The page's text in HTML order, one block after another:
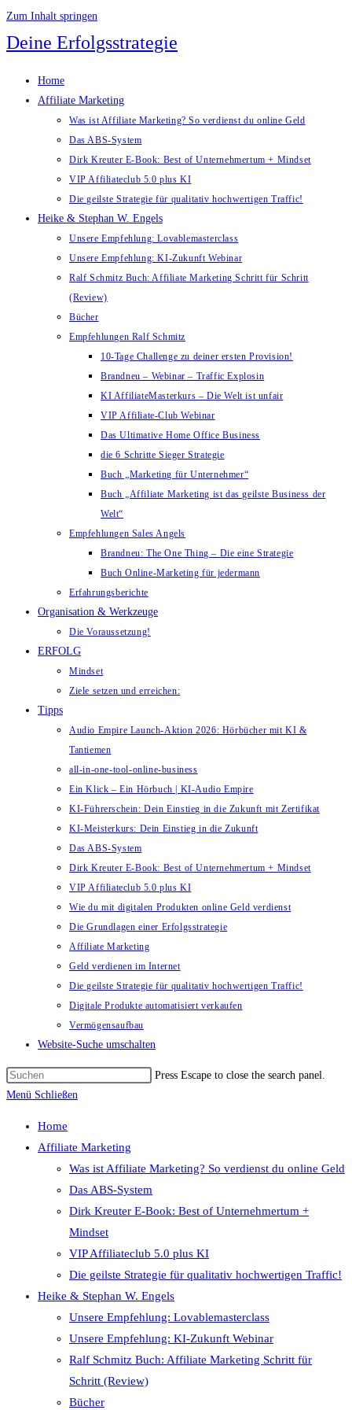
Zum Inhalt springen
Deine Erfolgsstrategie
Home
Affiliate Marketing
Was ist Affiliate Marketing? So verdienst du online Geld
Das ABS-System
Dirk Kreuter E-Book: Best of Unternehmertum + Mindset
VIP Affiliateclub 5.0 plus KI
Die geilste Strategie für qualitativ hochwertigen Traffic!
Heike & Stephan W. Engels
Unsere Empfehlung: Lovablemasterclass
Unsere Empfehlung: KI-Zukunft Webinar
Ralf Schmitz Buch: Affiliate Marketing Schritt für Schritt
(Review)
Bücher
Empfehlungen Ralf Schmitz
10-Tage Challenge zu deiner ersten Provision!
Brandneu – Webinar – Traffic Explosin
KI AffiliateMasterkurs – Die Welt ist unfair
VIP Affiliate-Club Webinar
Das Ultimative Home Office Business
die 6 Schritte Sieger Strategie
Buch „Marketing für Unternehmer“
Buch „Affiliate Marketing ist das geilste Business der
Welt“
Empfehlungen Sales Angels
Brandneu: The One Thing – Die eine Strategie
Buch Online-Marketing für jedermann
Erfahrungsberichte
Organisation & Werkzeuge
Die Voraussetzung!
ERFOLG
Mindset
Ziele setzen und erreichen:
Tipps
Audio Empire Launch-Aktion 2026: Hörbücher mit KI &
Tantiemen
all-in-one-tool-online-business
Ein Klick – Ein Hörbuch | KI‑Audio Empire
KI-Führerschein: Dein Einstieg in die Zukunft mit Zertifikat
KI-Meisterkurs: Dein Einstieg in die Zukunft
Das ABS-System
Dirk Kreuter E-Book: Best of Unternehmertum + Mindset
VIP Affiliateclub 5.0 plus KI
Wie du mit digitalen Produkten online Geld verdienst
Die Grundlagen einer Erfolgsstrategie
Affiliate Marketing
Geld verdienen im Internet
Die geilste Strategie für qualitativ hochwertigen Traffic!
Digitale Produkte automatisiert verkaufen
Vermögensaufbau
Website-Suche umschalten
Press Escape to close the search panel.
Menü Schließen
Home
Affiliate Marketing
Was ist Affiliate Marketing? So verdienst du online Geld
Das ABS-System
Dirk Kreuter E-Book: Best of Unternehmertum +
Mindset
VIP Affiliateclub 5.0 plus KI
Die geilste Strategie für qualitativ hochwertigen Traffic!
Heike & Stephan W. Engels
Unsere Empfehlung: Lovablemasterclass
Unsere Empfehlung: KI-Zukunft Webinar
Ralf Schmitz Buch: Affiliate Marketing Schritt für
Schritt (Review)
Bücher